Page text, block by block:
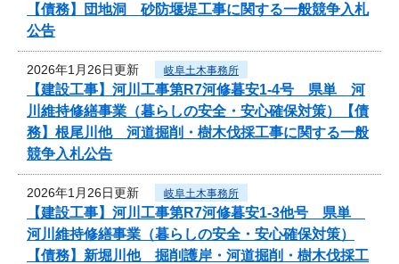
【債務】団地洞 砂防堰堤工事に関する一般競争入札
公告
2026年1月26日更新 岐阜土木事務所
【建設工事】河川工事第R7河修暮安1-4号 県単 河
川維持修繕事業（暮らしの安全・安心確保対策）【債
務】根尾川他 河道掘削・樹木伐採工事に関する一般
競争入札公告
2026年1月26日更新 岐阜土木事務所
【建設工事】河川工事第R7河修暮安1-3他号 県単
河川維持修繕事業（暮らしの安全・安心確保対策）
【債務】新堀川他 掘削護岸・河道掘削・樹木伐採工